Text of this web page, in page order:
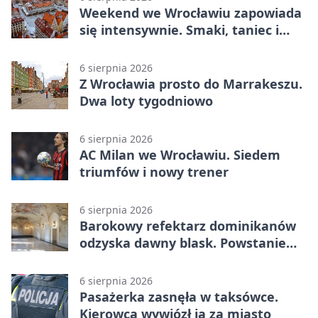
Weekend we Wrocławiu zapowiada
się intensywnie. Smaki, taniec i
6 sierpnia 2026
Z Wrocławia prosto do Marrakeszu.
Dwa loty tygodniowo
6 sierpnia 2026
AC Milan we Wrocławiu. Siedem
triumfów i nowy trener
6 sierpnia 2026
Barokowy refektarz dominikanów
odzyska dawny blask. Powstanie
6 sierpnia 2026
Pasażerka zasnęła w taksówce.
Kierowca wywiózł ją za miasto